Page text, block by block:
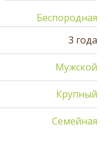
Беспородная
3 года
Мужской
Крупный
Семейная